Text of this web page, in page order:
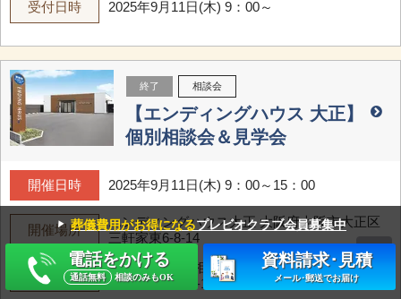
受付日時 2025年9月11日(木) 9：00～
終了 相談会
【エンディングハウス 大正】
個別相談会＆見学会
開催日時 2025年9月11日(木) 9：00～15：00
開催場所
エンディングハウス大正 大阪府大阪市大正区
三軒家東6-8-14
お申込み
公益社 ご葬儀相談センター
電話：0120-31-1000
▼ 葬儀費用がお得になるプレビオクラブ会員募集中
電話をかける
通話無料 相談のみもOK
資料請求･見積
メール･郵送でお届け